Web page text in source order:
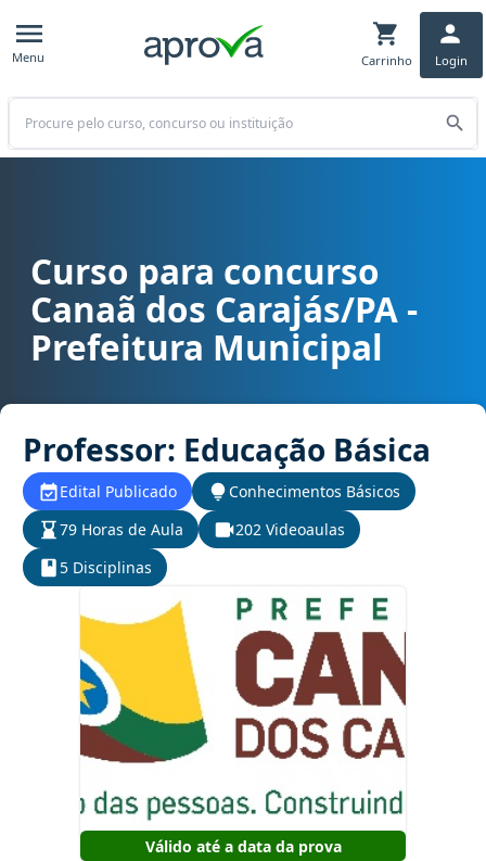
Menu Carrinho Login
Buscar
Curso para concurso Canaã dos Carajás/PA - Prefeitura Municipal
Curso para concurso
Canaã dos Carajás/PA -
Prefeitura Municipal
Professor: Educação Básica
Edital Publicado
Conhecimentos Básicos
79 Horas de Aula
202 Videoaulas
5 Disciplinas
Válido até a data da prova